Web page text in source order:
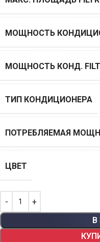
МОЩНОСТЬ
МОЩНОСТЬ КОНД.
ТИП КОНДИЦИОНЕРА
ПОТРЕБЛЯЕМАЯ
ЦВЕТ